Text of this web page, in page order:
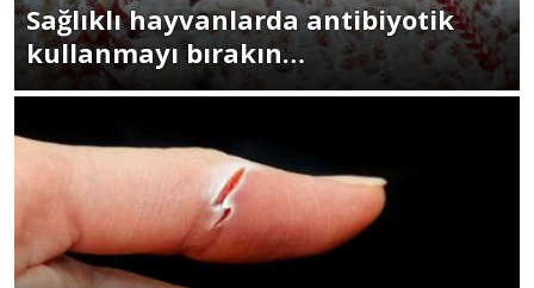
Sağlıklı hayvanlarda antibiyotik
kullanmayı bırakın…